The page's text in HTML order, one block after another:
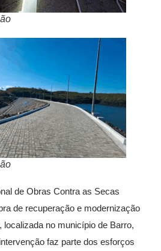
de Obras Contra as Secas
de recuperação e modernização
no município de Barro,
faz parte dos esforços